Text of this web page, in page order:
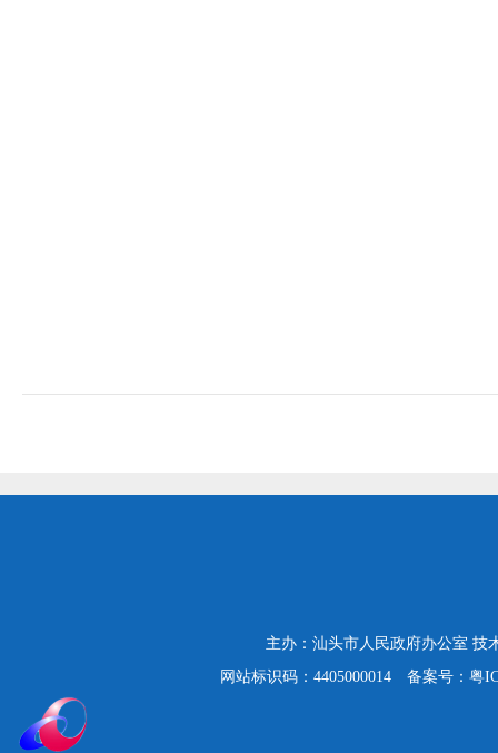
主办：汕头市人民政府办公室 技
网站标识码：4405000014
备案号：粤